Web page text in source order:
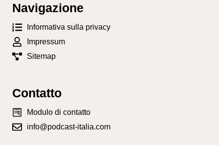
Navigazione
Informativa sulla privacy
Impressum
Sitemap
Contatto
Modulo di contatto
info@podcast-italia.com